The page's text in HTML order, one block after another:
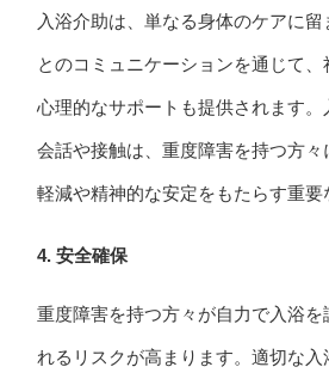
入浴介助は、単なる身体のケアに
とのコミュニケーションを通じて
心理的なサポートも提供されます。
会話や接触は、重度障害を持つ方
軽減や精神的な安定をもたらす重要
4. 安全確保
重度障害を持つ方々が自力で入浴
れるリスクが高まります。適切な入